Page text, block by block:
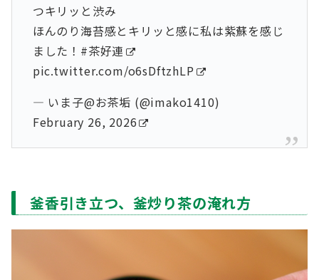
つキリッと渋み
ほんのり海苔感とキリッと感に私は紫蘇を感じ
ました！ #茶好連
pic.twitter.com/o6sDftzhLP
— いま子@お茶垢 (@imako1410)
February 26, 2026
釜香引き立つ、釜炒り茶の淹れ方